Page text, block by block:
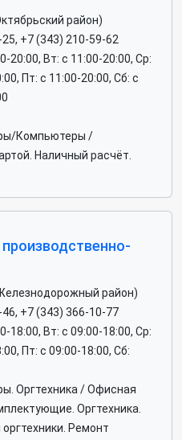
район)
+7 (343) 210-59-62
20:00, Вт: c 11:00-20:00, Ср:
Пт: c 11:00-20:00, Сб: c
Компьютеры /
Наличный расчёт.
район)
+7 (343) 366-10-77
18:00, Вт: c 09:00-18:00, Ср:
Пт: c 09:00-18:00, Сб:
Оргтехника / Офисная
Оргтехника.
Ремонт